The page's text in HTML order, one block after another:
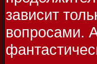
зависит
вопросами.